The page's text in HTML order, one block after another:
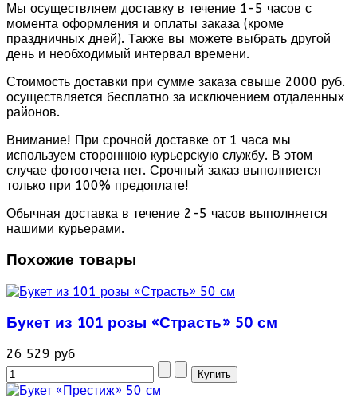
Мы осуществляем доставку в течение 1-5 часов с
момента оформления и оплаты заказа (кроме
праздничных дней). Также вы можете выбрать другой
день и необходимый интервал времени.
Стоимость доставки при сумме заказа свыше 2000 руб.
осуществляется бесплатно за исключением отдаленных
районов.
Внимание! При срочной доставке от 1 часа мы
используем стороннюю курьерскую службу. В этом
случае фотоотчета нет. Срочный заказ выполняется
только при 100% предоплате!
Обычная доставка в течение 2-5 часов выполняется
нашими курьерами.
Похожие товары
Букет из 101 розы «Страсть» 50 см
26 529 руб